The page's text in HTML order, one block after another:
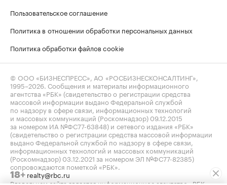
Пользовательское соглашение
Политика в отношении обработки персональных данных
Политика обработки файлов cookie
© ООО «БИЗНЕСПРЕСС», АО «РОСБИЗНЕСКОНСАЛТИНГ»,
1995–2026 . Сообщения и материалы информационного
агентства «РБК» (свидетельство о регистрации средства
массовой информации выдано Федеральной службой
по надзору в сфере связи, информационных технологий
и массовых коммуникаций (Роскомнадзор) 09.12.2015
за номером ИА №ФС77-63848) и сетевого издания «РБК»
(свидетельство о регистрации средства массовой информации
выдано Федеральной службой по надзору в сфере связи,
информационных технологий и массовых коммуникаций
(Роскомнадзор) 03.12.2021 за номером ЭЛ №ФС77-82385)
сопровождаются пометкой «РБК».
18+ realty@rbc.ru
Владельцем сайта является информационное агентство «РБК».